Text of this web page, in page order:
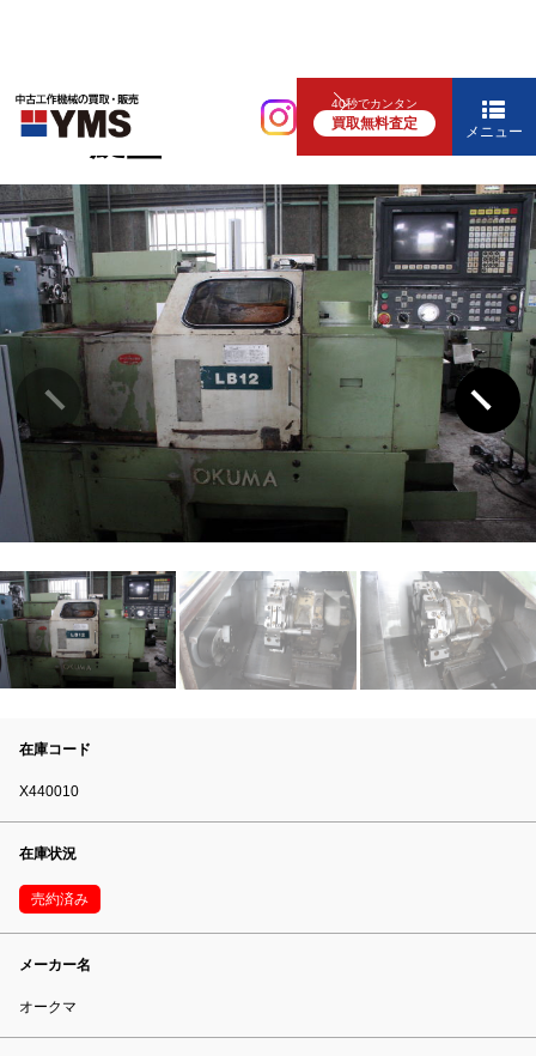
40秒でカンタン
買取無料査定 メニュー
NC旋盤
8″NC旋盤
在庫コード
X440010
在庫状況
売約済み
メーカー名
オークマ